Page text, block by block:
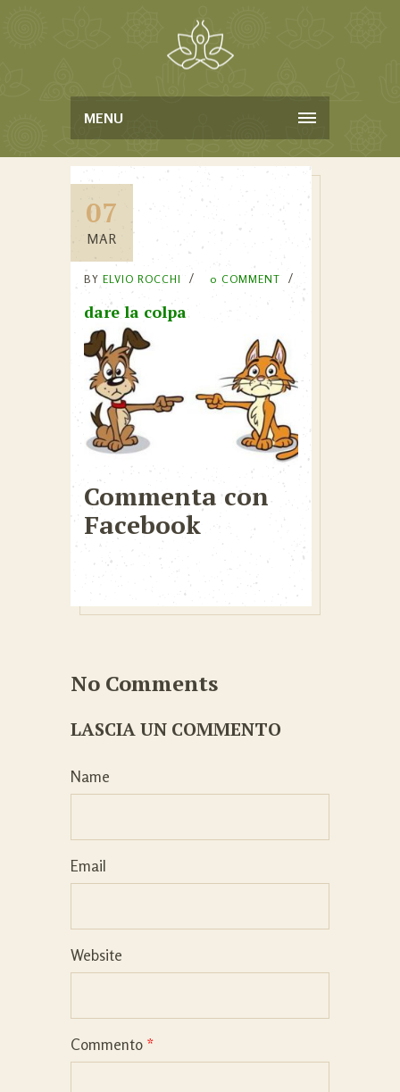
MENU
07
MAR
BY ELVIO ROCCHI 0 COMMENT
dare la colpa
Commenta con
Facebook
No Comments
LASCIA UN COMMENTO
Name
Email
Website
Commento *